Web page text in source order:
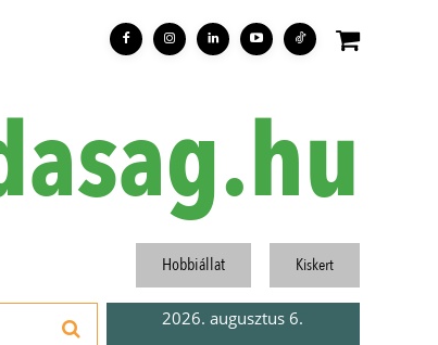
Hobbiállat Kiskert
2026. augusztus 6.